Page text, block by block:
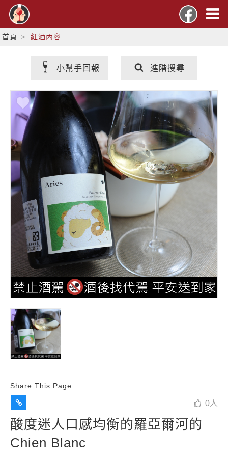
首頁 紅酒內容
小幫手回報 進階搜尋
Share This Page
0人
酸度迷人口感均衡的羅亞爾河的
Chien Blanc